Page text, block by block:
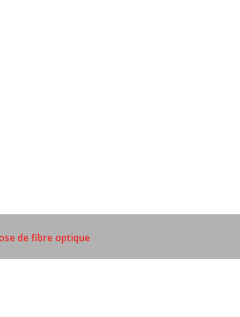
de fibre optique